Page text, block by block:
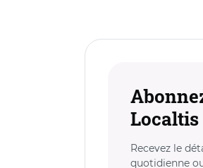
Localtis
Recevez le
quotidienne